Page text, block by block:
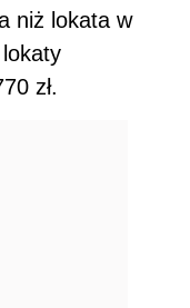
niż lokata w
zł.